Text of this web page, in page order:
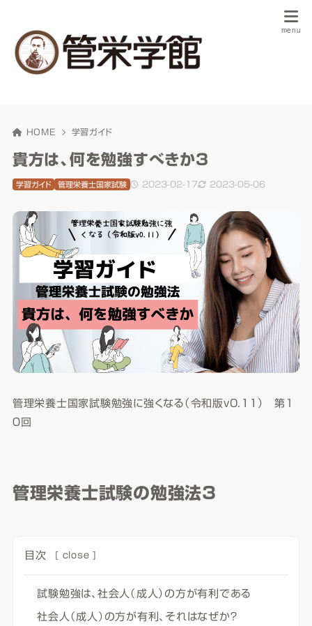
HOME 学習ガイド
貴方は、何を勉強すべきか3
2023-02-17 2023-05-06
学習ガイド 管理栄養士国家試験
管理栄養士国家試験勉強に強くなる（令和版v0.11） 第１
０回
管理栄養士試験の勉強法３
目次 [ close ]
試験勉強は、社会人（成人）の方が有利である
社会人（成人）の方が有利、それはなぜか？